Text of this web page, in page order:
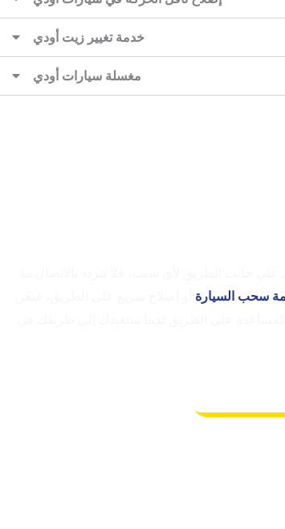
خدمة تغيير زيت أودي
مغسلة سيارات أودي
مساعدة على الطريق؟
جانب الطريق لأي سبب، فلا تتردد بالاتصال بنا.
سحب السيارة
المساعدة على الطريق لدينا ستعيدك إلى طريقك في
الآن